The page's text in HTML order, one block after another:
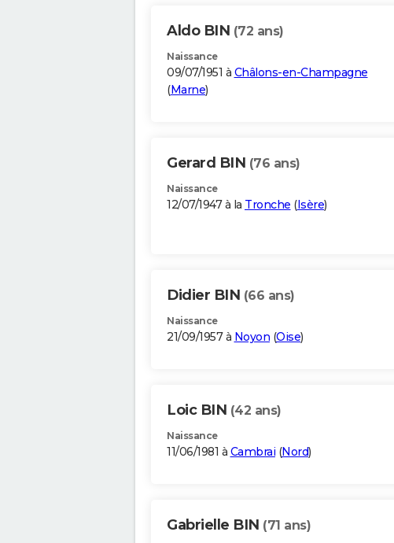
Aldo BIN (72 ans)
Naissance
09/07/1951 à Châlons-en-Champagne
(Marne)
Gerard BIN (76 ans)
Naissance
12/07/1947 à la Tronche (Isère)
Didier BIN (66 ans)
Naissance
21/09/1957 à Noyon (Oise)
Loic BIN (42 ans)
Naissance
11/06/1981 à Cambrai (Nord)
Gabrielle BIN (71 ans)